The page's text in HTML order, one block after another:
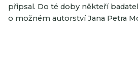
připsal. Do té doby někteří
o možném autorství Jana Petra